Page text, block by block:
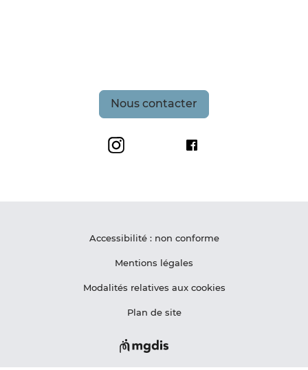
Nous contacter
Grand Site de France Les Deux-Caps
Maison du Site des
Accessibilité : non conforme
Mentions légales
Modalités relatives aux cookies
Plan de site